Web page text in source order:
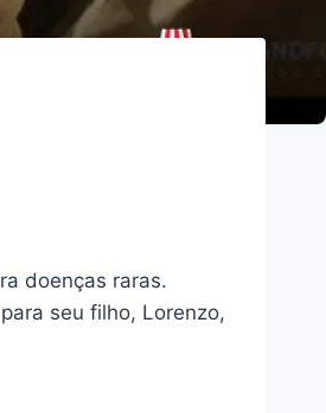
doenças raras.
seu filho, Lorenzo,